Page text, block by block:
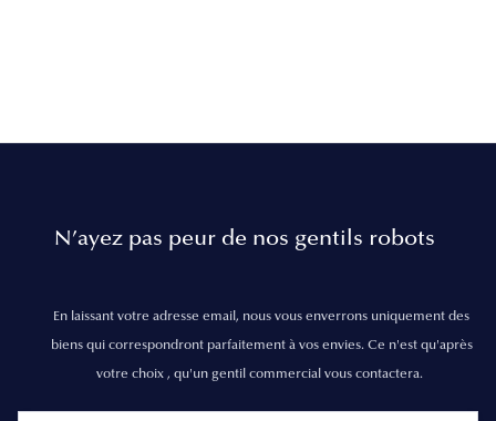
N’ayez pas peur de nos gentils robots
En laissant votre adresse email, nous vous enverrons uniquement des
biens qui correspondront parfaitement à vos envies. Ce n'est qu'après
votre choix , qu'un gentil commercial vous contactera.